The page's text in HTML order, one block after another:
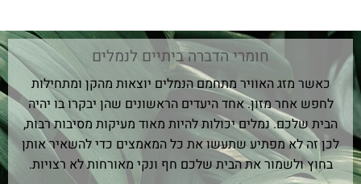
חומרי הדברה ביתיים לנמלים
כאשר מזג האוויר מתחמם הנמלים יוצאות מהקן ומתחילות
לחפש אחר מזון. אחד היעדים הראשונים שהן יבקרו בו יהיה
הבית שלכם. נמלים יכולות להיות מאוד מעיקות מסיבות רבות,
לכן זה לא מפתיע שתעשו את כל המאמצים כדי להשאיר אותן
בחוץ ולשמור את הבית שלכם חף ונקי מאורחות לא רצויות.